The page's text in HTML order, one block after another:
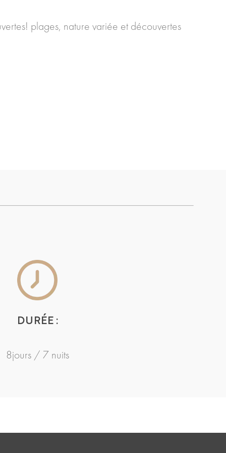
plages, nature variée et découvertes
DURÉE :
8jours / 7 nuits